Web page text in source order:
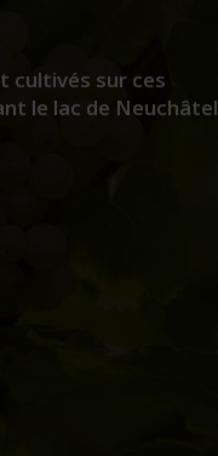
cultivés sur ces
le lac de Neuchâtel